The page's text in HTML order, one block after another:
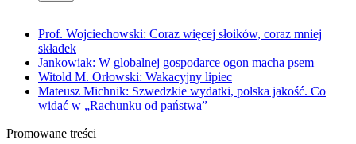
Prof. Wojciechowski: Coraz więcej słoików, coraz mniej
składek
Jankowiak: W globalnej gospodarce ogon macha psem
Witold M. Orłowski: Wakacyjny lipiec
Mateusz Michnik: Szwedzkie wydatki, polska jakość. Co
widać w „Rachunku od państwa”
Promowane treści